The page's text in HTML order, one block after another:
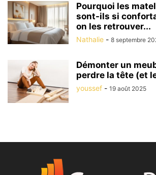
Pourquoi les
sont-ils si
on les retrouver...
Nathalie - 8 septembre
Démonter un
perdre la tête (et
youssef - 19 août 2025